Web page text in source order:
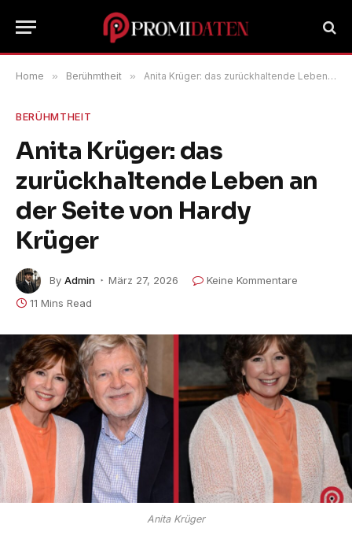
Home » Berühmtheit » Anita Krüger: das zurückhaltende Leben an der Seite von Hardy Krüger
BERÜHMTHEIT
Anita Krüger: das
zurückhaltende Leben an
der Seite von Hardy
Krüger
By Admin März 27, 2026
Keine Kommentare
11 Mins Read
Anita Krüger